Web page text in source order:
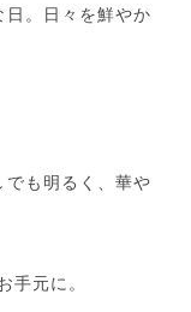
日。日々を鮮やか
も明るく、華や
手元に。